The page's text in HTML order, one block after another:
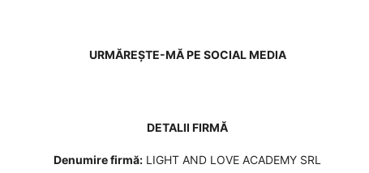
URMĂREȘTE-MĂ PE SOCIAL MEDIA
DETALII FIRMĂ
Denumire firmă: LIGHT AND LOVE ACADEMY SRL